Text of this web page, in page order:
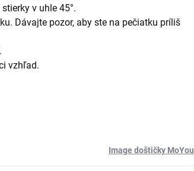
v uhle 45°.
Dávajte pozor, aby ste na pečiatku príliš
vzhľad.
Image doštičky MoYou